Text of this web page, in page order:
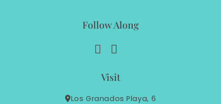
Follow Along
Visit
Los Granados Playa, 6